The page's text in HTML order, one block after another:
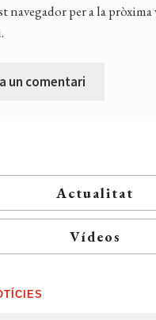
navegador per a la pròxima
Actualitat
Vídeos